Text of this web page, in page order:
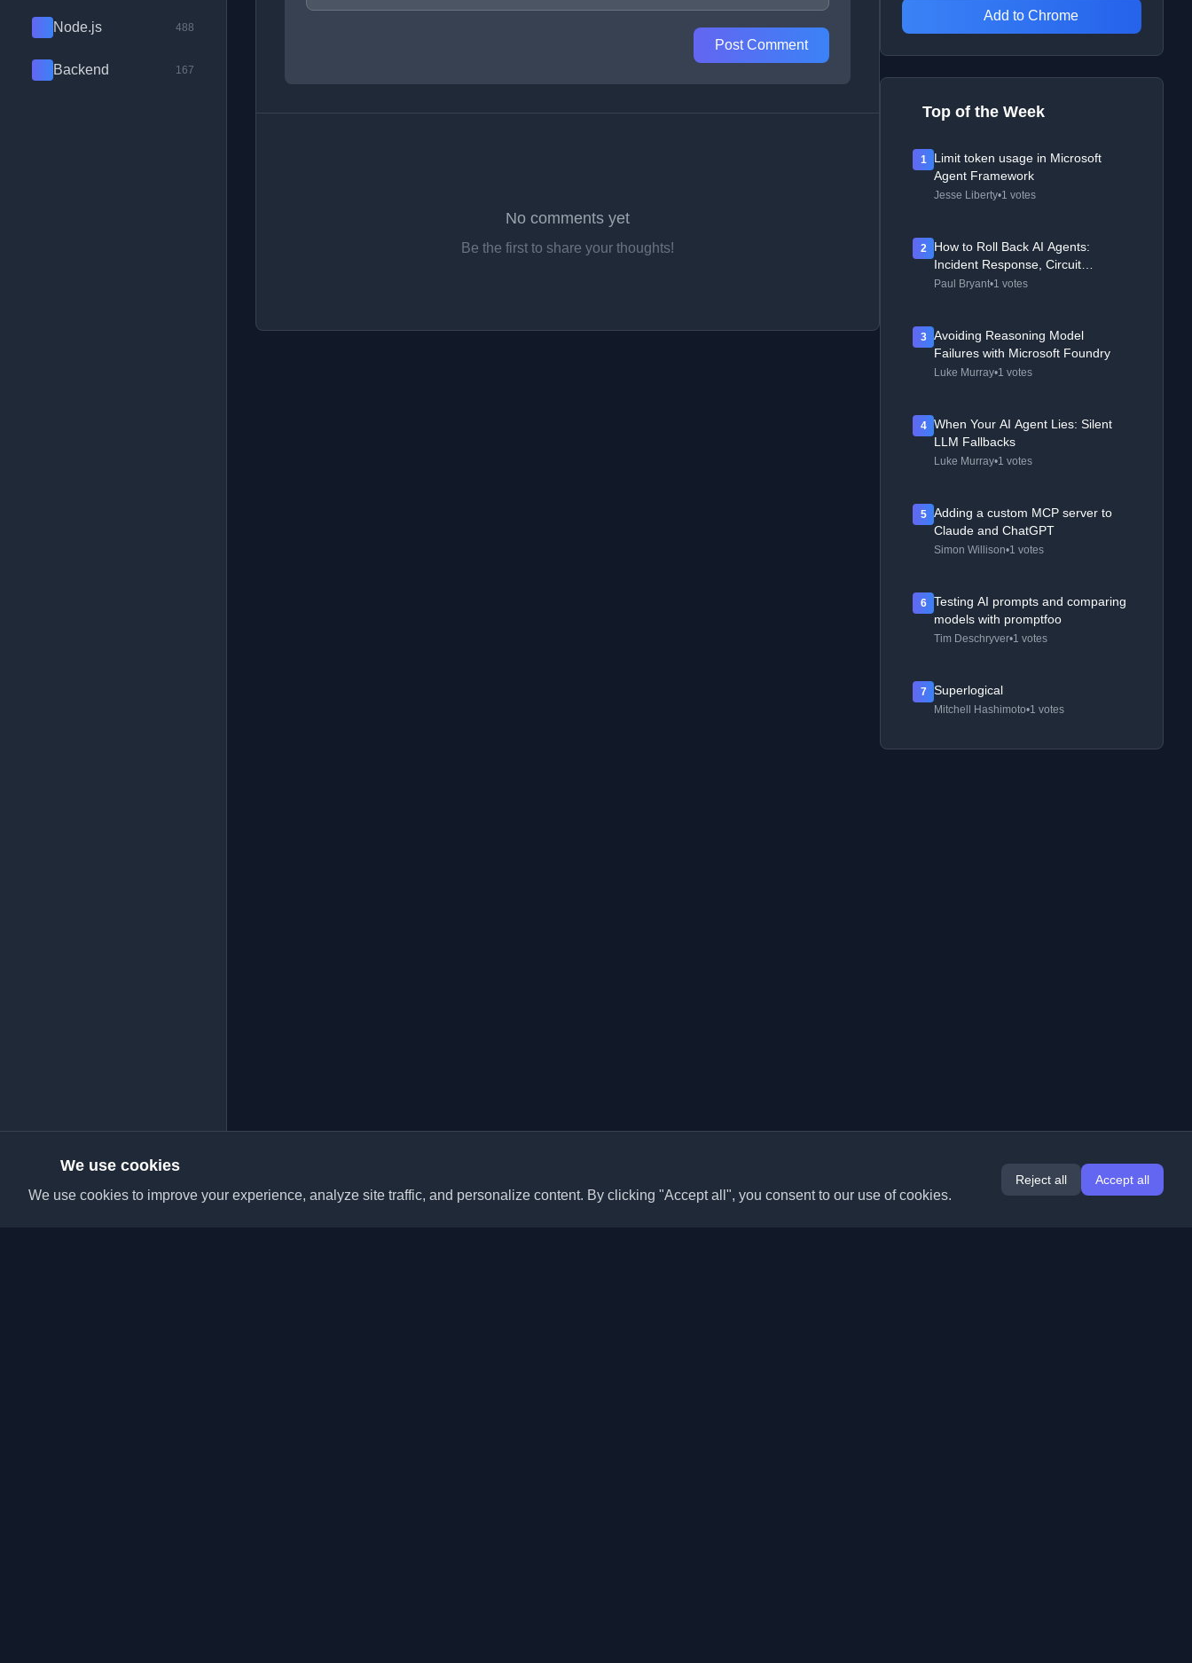
Node.js 488
Backend 167
Post Comment
No comments yet
Be the first to share your thoughts!
Add to Chrome
Top of the Week
1
Limit token usage in Microsoft
Agent Framework
Jesse Liberty•1 votes
2
How to Roll Back AI Agents:
Incident Response, Circuit
Breakers, and Recovery Patterns
Paul Bryant•1 votes
3
Avoiding Reasoning Model
Failures with Microsoft Foundry
Luke Murray•1 votes
4
When Your AI Agent Lies: Silent
LLM Fallbacks
Luke Murray•1 votes
5
Adding a custom MCP server to
Claude and ChatGPT
Simon Willison•1 votes
6
Testing AI prompts and comparing
models with promptfoo
Tim Deschryver•1 votes
7 Superlogical
Mitchell Hashimoto•1 votes
We use cookies
We use cookies to improve your experience, analyze site traffic, and personalize content. By clicking "Accept all", you consent to our use of cookies.
Reject all Accept all